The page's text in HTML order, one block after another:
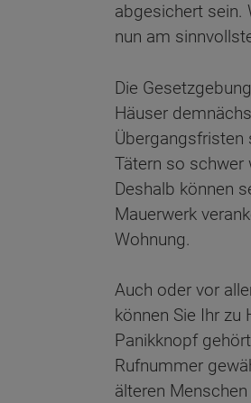
abgesichert sein.
nun am
Die
Häuser
Übergangsfristen
Tätern so schwer
Deshalb können
Mauerwerk
Wohnung.
Auch oder vor
können Sie Ihr
Panikknopf
Rufnummer
älteren